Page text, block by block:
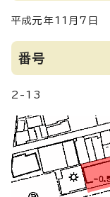
平成元年11月7日
番号
2-13